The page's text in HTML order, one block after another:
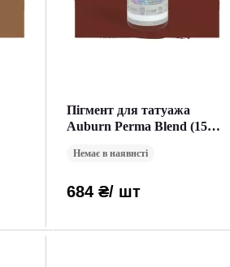
Пігмент для татуажа
Auburn Perma Blend (15
Немає в наявнсті
684 ₴/ шт